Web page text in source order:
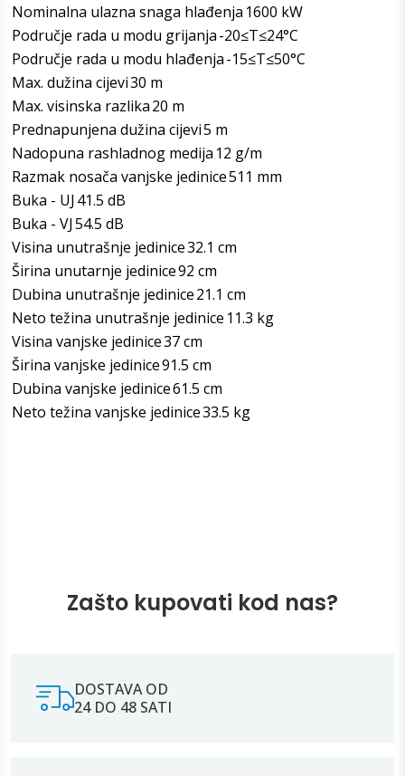
Nominalna ulazna snaga hlađenja 1600 kW
Područje rada u modu grijanja-20≤T≤24°C
Područje rada u modu hlađenja-15≤T≤50°C
Max. dužina cijevi30 m
Max. visinska razlika20 m
Prednapunjena dužina cijevi5 m
Nadopuna rashladnog medija 12 g/m
Razmak nosača vanjske jedinice511 mm
Buka - UJ 41.5 dB
Buka - VJ54.5 dB
Visina unutrašnje jedinice32.1 cm
Širina unutarnje jedinice92 cm
Dubina unutrašnje jedinice21.1 cm
Neto težina unutrašnje jedinice 11.3 kg
Visina vanjske jedinice37 cm
Širina vanjske jedinice91.5 cm
Dubina vanjske jedinice61.5 cm
Neto težina vanjske jedinice33.5 kg
Zašto kupovati kod nas?
DOSTAVA OD
24 DO 48 SATI